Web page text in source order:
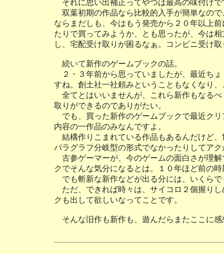
それに思い出補正ってやつは最高の味付け
双葉初期の作品なら比較的入手が簡単なの
ならまだしも、今はもう発売から２０年以上
たりで買ってみようか、とも思ったが、今は
し、宅配受け取りが困るなぁ。コンビニ受け
続いて新作のゲームブックの話。
２・３年前から思っていましたが、最近ち
すね。創土社一社頼みということもなくなり
全てとはいいませんが、これら新作もなる
取りができるのでありがたい。
でも、買った新作のゲームブックで最近ク
内容の一作品のみなんですよ。
結構作りこまれている作品もあるんだけど
パラグラフ分岐型の形式でなかったりしてア
古参ゲーマーが、今のゲームの面白さが理
クでそんな気分になるとは。１０年ほど前の
でも斬新な新作などが出る分には、いくらで
ただ、できれば時々は、サイコロ２個握り
クも出して欲しいなってことです。
そんな旧作も新作も、遊んだらまたここに感